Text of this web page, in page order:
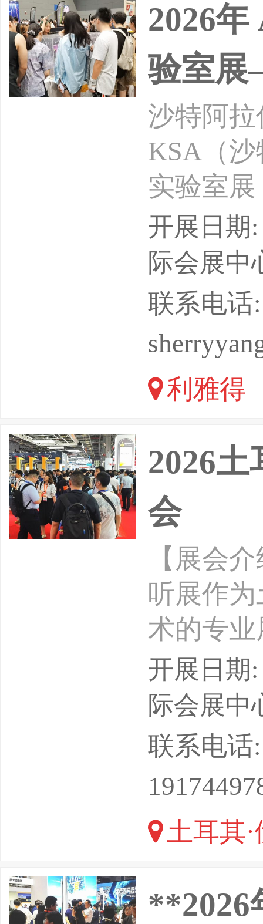
2026
验室
沙特阿
KSA（
实验室
展，迪拜
日，展
析的专
沙特开
际实验
开展日期
际会展中
联系电话
利雅得
2026
会
【展会
听展作
术的专
化与创
乐音乐
术供应
造连接
企业拓
年首届
开展日期
际会展中
联系电话
土耳其·
**2026